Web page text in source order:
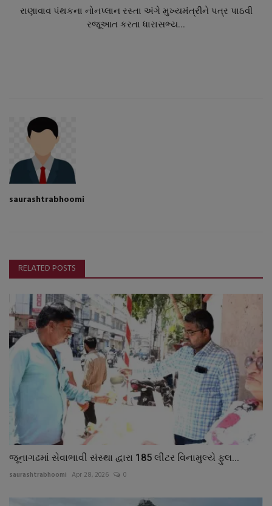
રાણાવાવ પંથકના નોનપ્લાન રસ્તા અંગે મુખ્યમંત્રીને પત્ર પાઠવી
રજૂઆત કરતા ધારાસભ્ય...
saurashtrabhoomi
RELATED POSTS
જૂનાગઢમાં સેવાભાવી સંસ્થા દ્વારા 185 લીટર વિનામુલ્યે ફુલ...
saurashtrabhoomi Apr 28, 2026 0